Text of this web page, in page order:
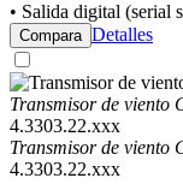
• Salida digital (serial
Compara Detalles
Transmisor de viento
4.3303.22.xxx
Transmisor de viento
4.3303.22.xxx